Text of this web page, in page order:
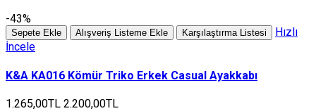
-43%
Sepete Ekle Alışveriş Listeme Ekle Karşılaştırma Listesi
Hızlı
İncele
K&A KA016 Kömür Triko Erkek Casual Ayakkabı
1.265,00TL 2.200,00TL